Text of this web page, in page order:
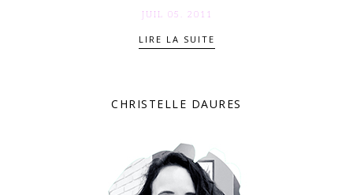
JUIL 05. 2011
LIRE LA SUITE
CHRISTELLE DAURES